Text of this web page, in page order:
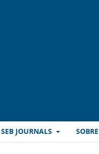
SEB JOURNALS SOBRE